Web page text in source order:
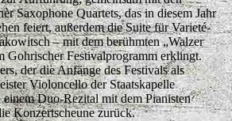
Saxophone Quartets, das in diesem Jahr
feiert, außerdem die Suite für Varieté-
– mit dem berühmten „Walzer
Gohrischer Festivalprogramm erklingt.
der die Anfänge des Festivals als
Violoncello der Staatskapelle
einem Duo-Rezital mit dem Pianisten
Konzertscheune zurück.